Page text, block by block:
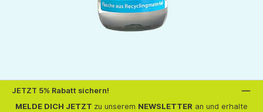
JETZT 5% Rabatt sichern!
MELDE DICH JETZT zu unserem NEWSLETTER an und erhalte